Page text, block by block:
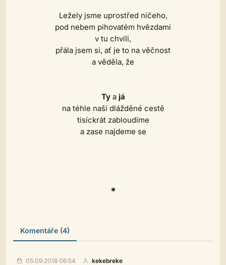
Ležely jsme uprostřed ničeho,
pod nebem pihovatém hvězdami
v tu chvíli,
přála jsem si, ať je to na věčnost
a věděla, že
Tyajá
na téhle naší dlážděné cestě
tisíckrát zabloudíme
a zase najdeme se
*
Komentáře (4)
05.09.2018 06:54 kekebreke